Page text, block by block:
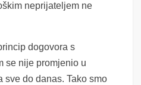
neprijateljem ne
dogovora s
se nije promjenio u
sve do danas. Tako smo